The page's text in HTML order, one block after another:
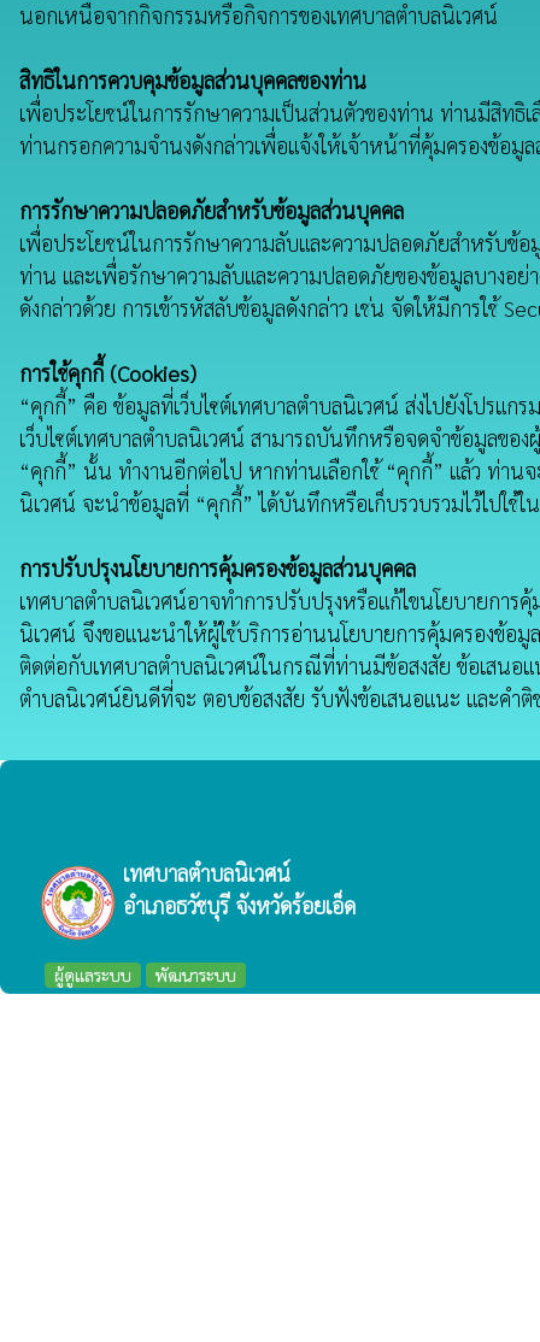
นอกเหนือจากกิจกรรมหรือกิจการของเทศบาลตำบลนิเวศน์
สิทธิในการควบคุมข้อมูลส่วนบุคคลของท่าน
เพื่อประโยชน์ในการรักษาความเป็นส่วนตัวของท่าน ท่านมีสิทธิ
ท่านกรอกความจำนงดังกล่าวเพื่อแจ้งให้เจ้าหน้าที่คุ้มครองข้อมู
การรักษาความปลอดภัยสำหรับข้อมูลส่วนบุคคล
เพื่อประโยชน์ในการรักษาความลับและความปลอดภัยสำหรับข้
ท่าน และเพื่อรักษาความลับและความปลอดภัยของข้อมูลบางอย่
ดังกล่าวด้วย การเข้ารหัสลับข้อมูลดังกล่าว เช่น จัดให้มีการใช้
การใช้คุกกี้ (Cookies)
“คุกกี้” คือ ข้อมูลที่เว็บไซต์เทศบาลตำบลนิเวศน์ ส่งไปยังโปรแก
เว็บไซต์เทศบาลตำบลนิเวศน์ สามารถบันทึกหรือจดจําข้อมูลขอ
“คุกกี้” นั้น ทำงานอีกต่อไป หากท่านเลือกใช้ “คุกกี้” แล้ว ท่านจ
นิเวศน์ จะนําข้อมูลที่ “คุกกี้” ได้บันทึกหรือเก็บรวบรวมไว้ไปใช้
การปรับปรุงนโยบายการคุ้มครองข้อมูลส่วนบุคคล
เทศบาลตำบลนิเวศน์อาจทำการปรับปรุงหรือแก้ไขนโยบายกา
นิเวศน์ จึงขอแนะนําให้ผู้ใช้บริการอ่านนโยบายการคุ้มครองข้อ
ติดต่อกับเทศบาลตำบลนิเวศน์ในกรณีที่ท่านมีข้อสงสัย ข้อเสนอ
ตำบลนิเวศน์ยินดีที่จะ ตอบข้อสงสัย รับฟังข้อเสนอแนะ และคํา
เทศบาลตำบลนิเวศน์
อำเภอธวัชบุรี จังหวัดร้อยเอ็ด
ผู้ดูแลระบบ พัฒนาระบบ